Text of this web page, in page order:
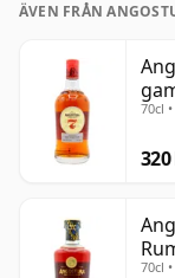
ÄVEN FRÅN
70cl
70cl